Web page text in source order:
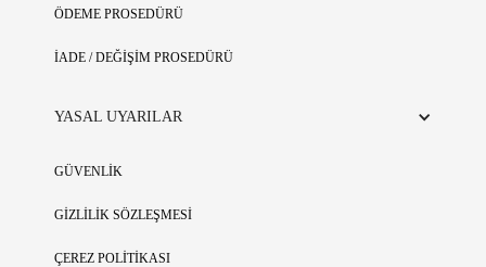
ÖDEME PROSEDÜRÜ
İADE / DEĞİŞİM PROSEDÜRÜ
YASAL UYARILAR
GÜVENLİK
GİZLİLİK SÖZLEŞMESİ
ÇEREZ POLİTİKASI